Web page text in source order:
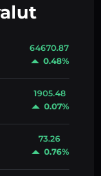
64670.87
0.48%
1905.48
0.07%
73.26
0.76%